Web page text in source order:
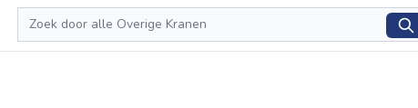
Zoeken